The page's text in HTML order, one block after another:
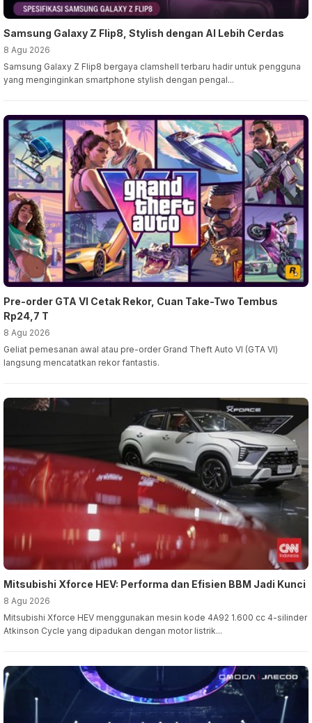
Samsung Galaxy Z Flip8, Stylish dengan AI Lebih Cerdas
8 Agu 2026
Samsung Galaxy Z Flip8 bergaya clamshell terbaru hadir untuk pengguna
yang menginginkan smartphone stylish dengan pengal...
Pre-order GTA VI Cetak Rekor, Cuan Take-Two Tembus
Rp24,7 T
8 Agu 2026
Geliat pemesanan awal atau pre-order Grand Theft Auto VI (GTA VI)
langsung mencatatkan rekor fantastis.
Mitsubishi Xforce HEV: Performa dan Efisien BBM Jadi Kunci
8 Agu 2026
Mitsubishi Xforce HEV menggunakan mesin kode 4A92 1.600 cc 4-silinder
Atkinson Cycle yang dipadukan dengan motor listrik...